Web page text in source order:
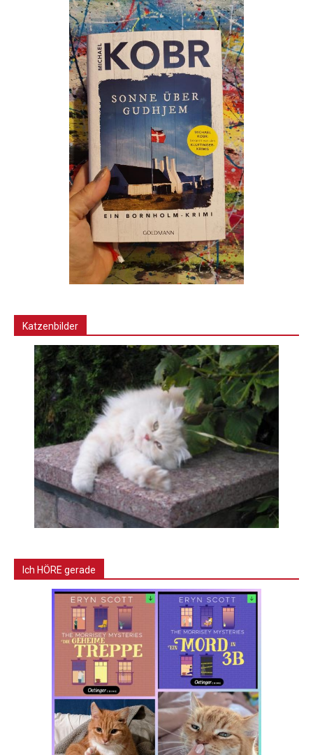
Katzenbilder
Ich HÖRE gerade